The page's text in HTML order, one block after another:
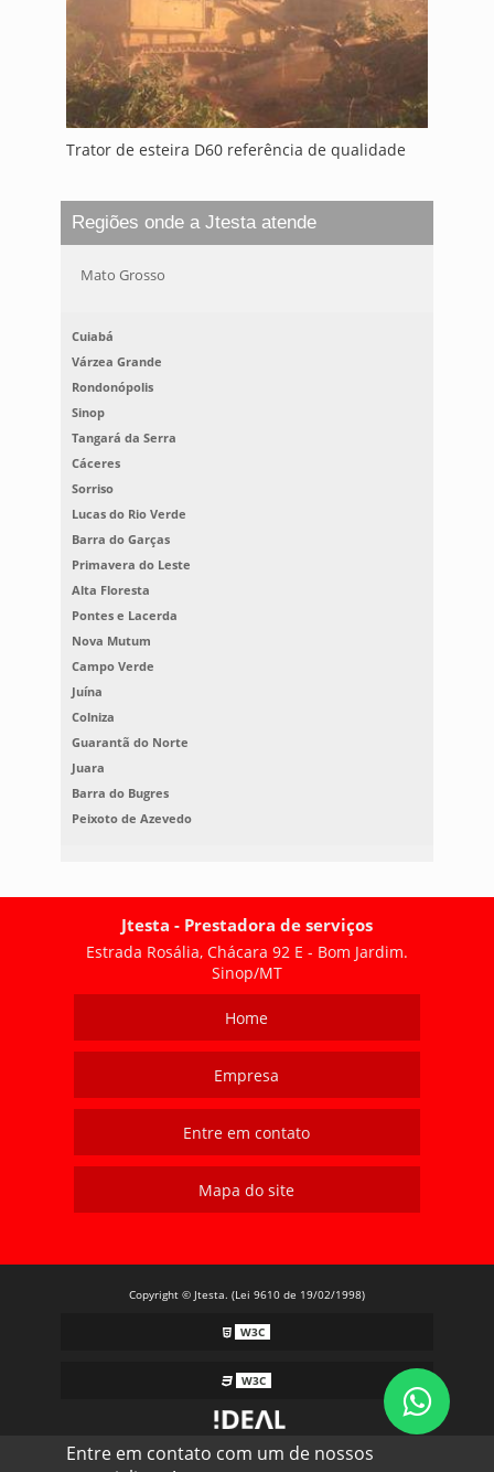
Entre em contato com um de nossos
Trator de esteira D60 referência de qualidade
Regiões onde a Jtesta atende
Mato Grosso
Cuiabá
Várzea Grande
Rondonópolis
Sinop
Tangará da Serra
Cáceres
Sorriso
Lucas do Rio Verde
Barra do Garças
Primavera do Leste
Alta Floresta
Pontes e Lacerda
Nova Mutum
Campo Verde
Juína
Colniza
Guarantã do Norte
Juara
Barra do Bugres
Peixoto de Azevedo
Jtesta - Prestadora de serviços
Estrada Rosália, Chácara 92 E - Bom Jardim.
Sinop/MT
Home
Empresa
Entre em contato
Mapa do site
Copyright © Jtesta. (Lei 9610 de 19/02/1998)
W3C
W3C